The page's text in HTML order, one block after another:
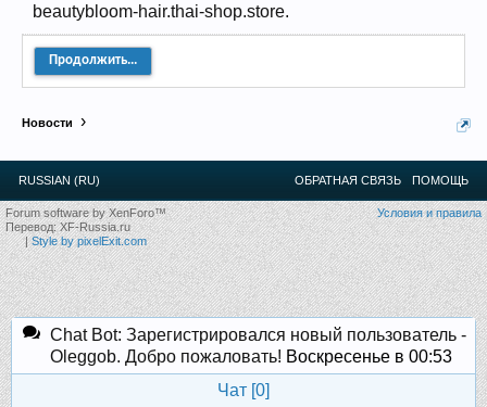
beautybloom-hair.thai-shop.store.
Продолжить...
Новости
RUSSIAN (RU) ОБРАТНАЯ СВЯЗЬ ПОМОЩЬ
Условия и правила
Forum software by XenForo™
Перевод:XF-Russia.ru
|Style by pixelExit.com
Chat Bot: Зарегистрировался новый пользователь -
Oleggob. Добро пожаловать! Воскресенье в 00:53
Чат [0]